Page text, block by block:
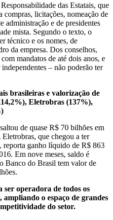
das Estatais, que
compras, licitações, nomeação de
administração e de presidentes
mista. Segundo o texto, o
técnico e os nomes, de
da empresa. Dos conselhos,
mandatos de até dois anos, e
– não poderão ter
brasileiras e valorização de
Eletrobras (137%),
de quase R$ 70 bilhões em
que chegou a ter
reporta ganho líquido de R$ 863
Em nove meses, saldo é
Banco do Brasil tem valor de
operadora de todos os
ampliando o espaço de grandes
do setor.